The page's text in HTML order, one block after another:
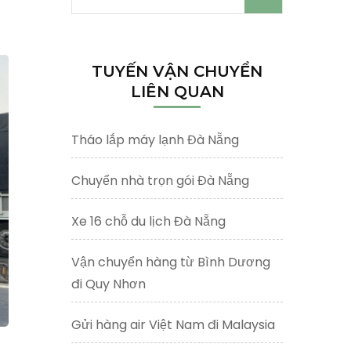
kiếm
TUYẾN VẬN CHUYỂN
LIÊN QUAN
Tháo lắp máy lạnh Đà Nẵng
Chuyển nhà trọn gói Đà Nẵng
Xe 16 chỗ du lịch Đà Nẵng
Vận chuyển hàng từ Bình Dương
đi Quy Nhơn
Gửi hàng air Việt Nam đi Malaysia